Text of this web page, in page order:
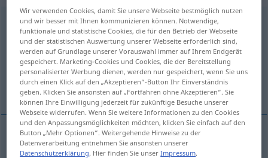
chirurgm <-ové>
Übersicht aller Übersetzungen
(Für mehr Details die Übersetzung anklicken/antippen)
Chirurg
Chirurgm chirurg
Wir verwenden Cookies, damit Sie unsere Webseite bestmöglich nutzen
und wir besser mit Ihnen kommunizieren können. Notwendige,
funktionale und statistische Cookies, die für den Betrieb der Webseite
und der statistischen Auswertung unserer Webseite erforderlich sind,
werden auf Grundlage unserer Vorauswahl immer auf Ihrem Endgerät
gespeichert. Marketing-Cookies und Cookies, die der Bereitstellung
personalisierter Werbung dienen, werden nur gespeichert, wenn Sie uns
durch einen Klick auf den „Akzeptieren“-Button Ihr Einverständnis
geben. Klicken Sie ansonsten auf „Fortfahren ohne Akzeptieren“. Sie
können Ihre Einwilligung jederzeit für zukünftige Besuche unserer
Webseite widerrufen. Wenn Sie weitere Informationen zu den Cookies
und den Anpassungsmöglichkeiten möchten, klicken Sie einfach auf den
Button „Mehr Optionen“. Weitergehende Hinweise zu der
Datenverarbeitung entnehmen Sie ansonsten unserer
Datenschutzerklärung. Hier finden Sie unserImpressum.